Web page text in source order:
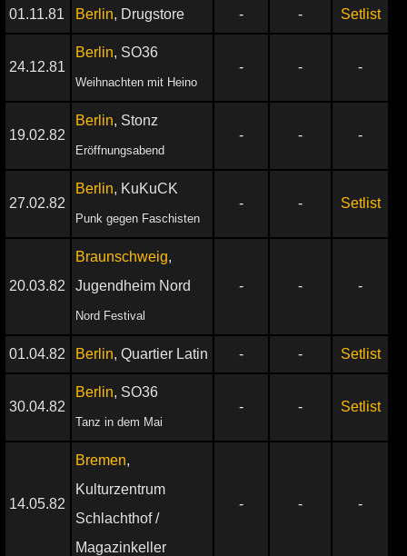
01.11.81 Berlin, Drugstore - - Setlist
24.12.81
Berlin, SO36
Weihnachten mit Heino
- - -
19.02.82
Berlin, Stonz
Eröffnungsabend
- - -
27.02.82
Berlin, KuKuCK
Punk gegen Faschisten
- - Setlist
20.03.82
Braunschweig,
Jugendheim Nord
Nord Festival
- - -
01.04.82 Berlin, Quartier Latin - - Setlist
30.04.82
Berlin, SO36
Tanz in dem Mai
- - Setlist
14.05.82
Bremen,
Kulturzentrum
Schlachthof /
Magazinkeller
- - -